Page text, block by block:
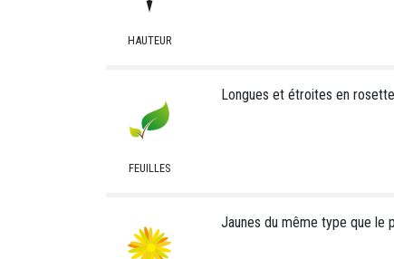
HAUTEUR
FEUILLES
Longues et étroites en
Jaunes du même type que le